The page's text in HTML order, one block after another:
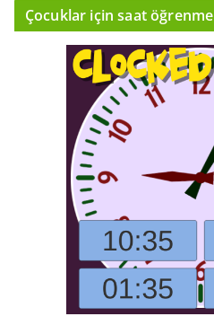
Çocuklar için saat öğrenme